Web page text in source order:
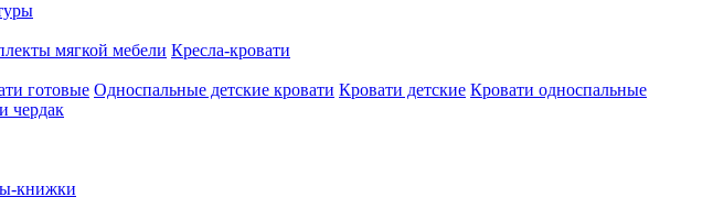
мягкой мебели Кресла-кровати
готовые Односпальные детские кровати Кровати детские Кровати односпальные
чердак
книжки